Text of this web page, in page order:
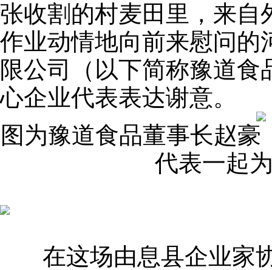
张收割的村麦田里，来自
作业动情地向前来慰问的
限公司（以下简称豫道
心企业代表表达谢意。
图为豫道食品董事长赵
代表一起
在这场由息县企业家